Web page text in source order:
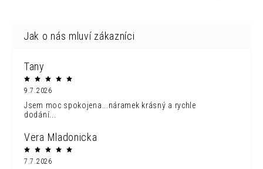
Tany
9.7.2026
Jsem moc spokojena...náramek krásný a rychle
dodání...
Vera Mladonicka
7.7.2026